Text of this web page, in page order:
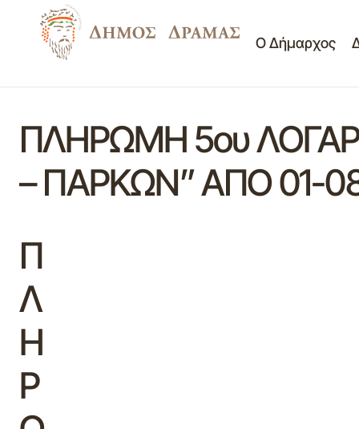
Ο Δήμαρχος
ΠΛΗΡΩΜΗ 5ου
– ΠΑΡΚΩΝ” ΑΠΟ 01-
Π
Λ
Η
Ρ